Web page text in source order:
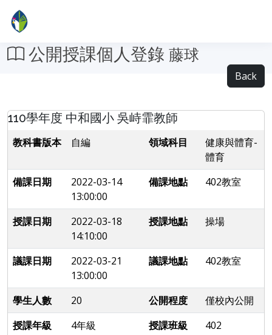
公開授課個人登錄 藤球
Back
110學年度 中和國小 吳峙霏教師
教科書版本 自編 領域科目
健康與體育-
體育
備課日期
2022-03-14
13:00:00
備課地點 402教室
授課日期
2022-03-18
14:10:00
授課地點 操場
議課日期
2022-03-21
13:00:00
議課地點 402教室
學生人數 20 公開程度
僅校內公開
授課年級
4年級 授課班級
402